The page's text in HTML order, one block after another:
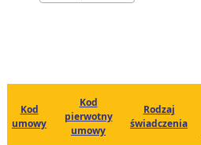
Kod
umowy
Kod
pierwotny
umowy
Rodzaj
świadczenia